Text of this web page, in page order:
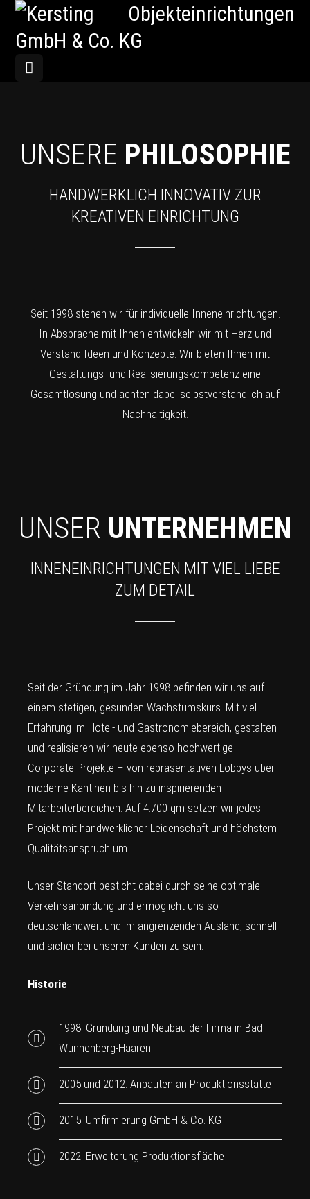
UNSERE PHILOSOPHIE
HANDWERKLICH INNOVATIV ZUR
KREATIVEN EINRICHTUNG
Seit 1998 stehen wir für individuelle Inneneinrichtungen.
In Absprache mit Ihnen entwickeln wir mit Herz und
Verstand Ideen und Konzepte. Wir bieten Ihnen mit
Gestaltungs- und Realisierungskompetenz eine
Gesamtlösung und achten dabei selbstverständlich auf
Nachhaltigkeit.
UNSER UNTERNEHMEN
INNENEINRICHTUNGEN MIT VIEL LIEBE
ZUM DETAIL
Seit der Gründung im Jahr 1998 befinden wir uns auf
einem stetigen, gesunden Wachstumskurs. Mit viel
Erfahrung im Hotel- und Gastronomiebereich, gestalten
und realisieren wir heute ebenso hochwertige
Corporate-Projekte – von repräsentativen Lobbys über
moderne Kantinen bis hin zu inspirierenden
Mitarbeiterbereichen. Auf 4.700 qm setzen wir jedes
Projekt mit handwerklicher Leidenschaft und höchstem
Qualitätsanspruch um.
Unser Standort besticht dabei durch seine optimale
Verkehrsanbindung und ermöglicht uns so
deutschlandweit und im angrenzenden Ausland, schnell
und sicher bei unseren Kunden zu sein.
Historie
1998: Gründung und Neubau der Firma in Bad
Wünnenberg-Haaren
2005 und 2012: Anbauten an Produktionsstätte
2015: Umfirmierung GmbH & Co. KG
2022: Erweiterung Produktionsfläche